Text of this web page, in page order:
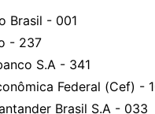
Brasil - 001
- 237
S.A - 341
Federal (Cef) -
Brasil S.A - 033